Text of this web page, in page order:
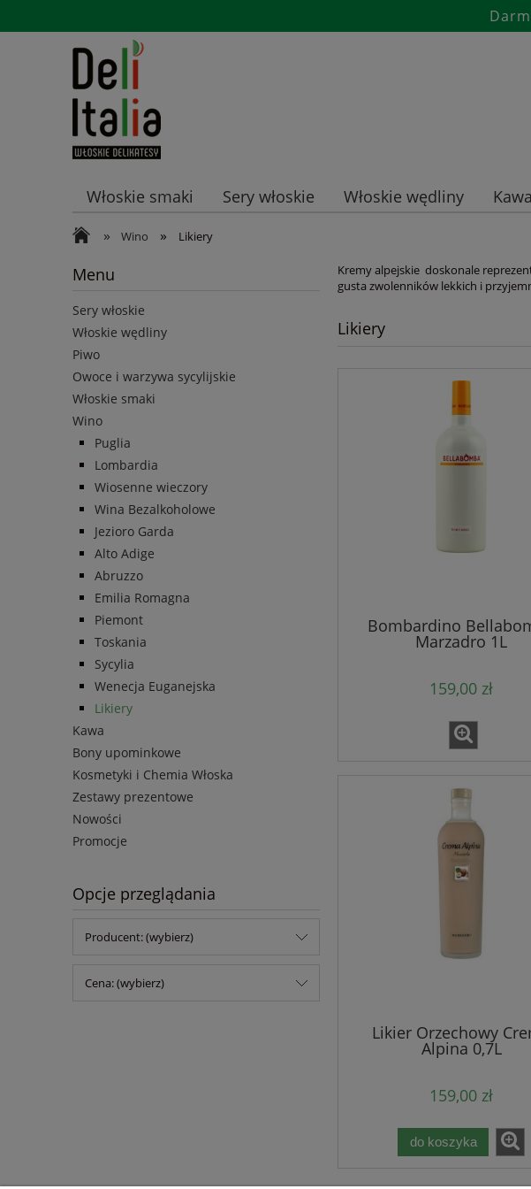
Włoskie smaki Sery włoskie Włoskie wędliny Kawa
Promocje
» Wino » Likiery
Menu
Sery włoskie
Włoskie wędliny
Piwo
Owoce i warzywa sycylijskie
Włoskie smaki
Wino
Puglia
Lombardia
Wiosenne wieczory
Wina Bezalkoholowe
Jezioro Garda
Alto Adige
Abruzzo
Emilia Romagna
Piemont
Toskania
Sycylia
Wenecja Euganejska
Likiery
Kawa
Bony upominkowe
Kosmetyki i Chemia Włoska
Zestawy prezentowe
Nowości
Promocje
Opcje przeglądania
Producent: (wybierz)
Cena: (wybierz)
Kremy alpejskie doskonale
gusta zwolenników lekkich i
Likiery
Bombardino
Marzadro 1L
159,00 zł
Likier Orzechowy
Alpina 0,7L
159,00 zł
do koszyka